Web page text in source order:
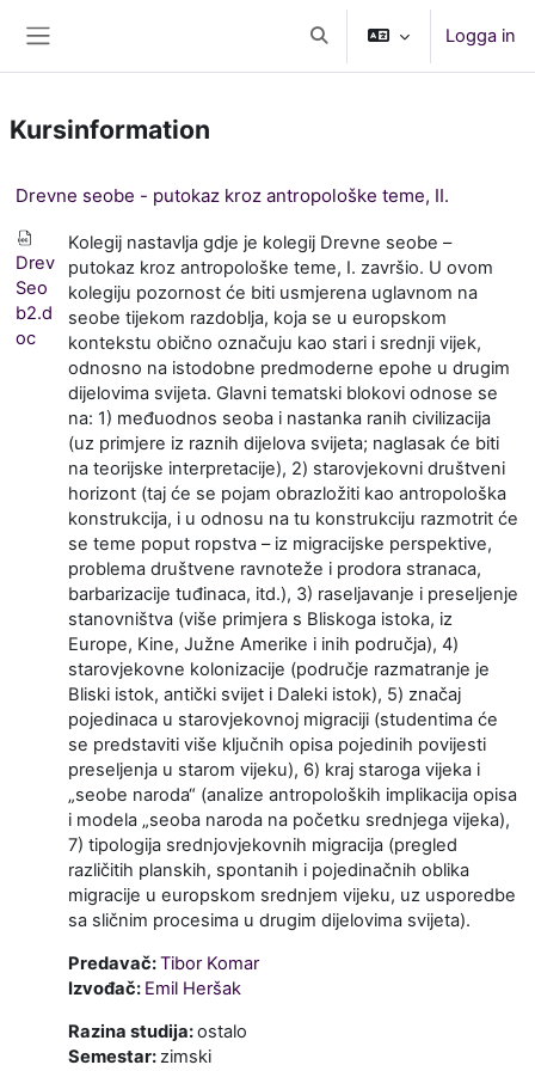
Växla sökinmatningLogga in
Kursinformation
Drevne seobe - putokaz kroz antropološke teme, II.
Drev
Seo
b2.d
oc
Kolegij nastavlja gdje je kolegij Drevne seobe –
putokaz kroz antropološke teme, I. završio. U ovom
kolegiju pozornost će biti usmjerena uglavnom na
seobe tijekom razdoblja, koja se u europskom
kontekstu obično označuju kao stari i srednji vijek,
odnosno na istodobne predmoderne epohe u drugim
dijelovima svijeta. Glavni tematski blokovi odnose se
na: 1) međuodnos seoba i nastanka ranih civilizacija
(uz primjere iz raznih dijelova svijeta; naglasak će biti
na teorijske interpretacije), 2) starovjekovni društveni
horizont (taj će se pojam obrazložiti kao antropološka
konstrukcija, i u odnosu na tu konstrukciju razmotrit će
se teme poput ropstva – iz migracijske perspektive,
problema društvene ravnoteže i prodora stranaca,
barbarizacije tuđinaca, itd.), 3) raseljavanje i preseljenje
stanovništva (više primjera s Bliskoga istoka, iz
Europe, Kine, Južne Amerike i inih područja), 4)
starovjekovne kolonizacije (područje razmatranje je
Bliski istok, antički svijet i Daleki istok), 5) značaj
pojedinaca u starovjekovnoj migraciji (studentima će
se predstaviti više ključnih opisa pojedinih povijesti
preseljenja u starom vijeku), 6) kraj staroga vijeka i
„seobe naroda“ (analize antropoloških implikacija opisa
i modela „seoba naroda na početku srednjega vijeka),
7) tipologija srednjovjekovnih migracija (pregled
različitih planskih, spontanih i pojedinačnih oblika
migracije u europskom srednjem vijeku, uz usporedbe
sa sličnim procesima u drugim dijelovima svijeta).
Predavač:Tibor Komar
Izvođač: Emil Heršak
Razina studija:ostalo
Semestar:zimski